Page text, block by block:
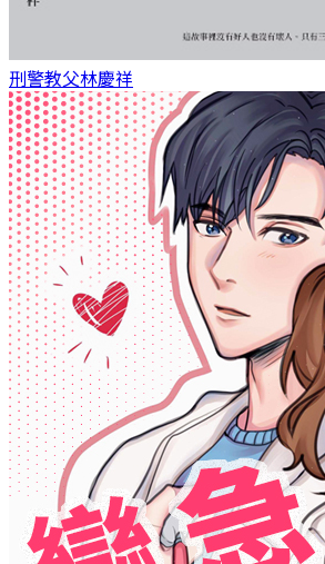
刑警教父林慶祥